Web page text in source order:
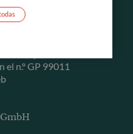
por la Autorité
el n.º GP 99011